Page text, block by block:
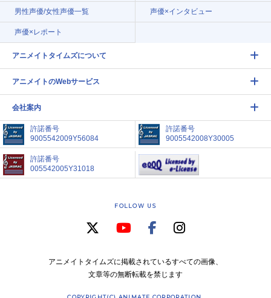
男性声優/女性声優一覧 声優×インタビュー
声優×レポート
アニメイトタイムズについて
アニメイトのWebサービス
会社案内
許諾番号
9005542009Y56084
許諾番号
9005542008Y30005
許諾番号
005542005Y31018
FOLLOW US
アニメイトタイムズに掲載されているすべての画像、
文章等の無断転載を禁じます